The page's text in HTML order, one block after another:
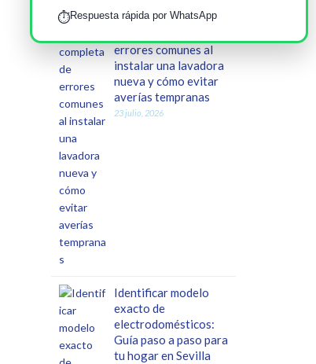
errores comunes al
instalar una lavadora
nueva y cómo evitar
averías tempranas
23 julio, 2026
Identificar modelo
exacto de
electrodomésticos:
Guía paso a paso para
tu hogar en Sevilla
⏱️Respuesta rápida por WhatsApp